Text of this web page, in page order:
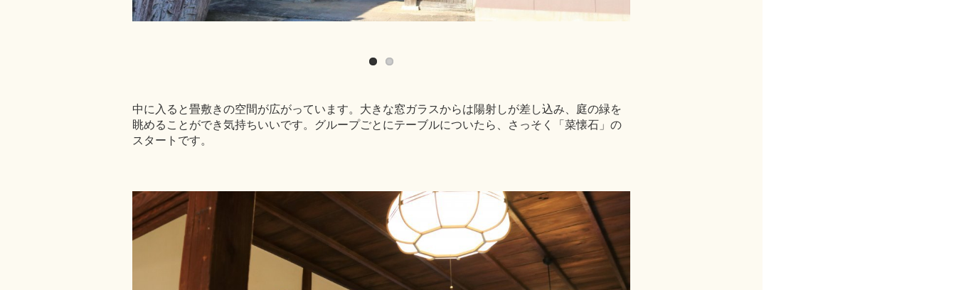
中に入ると畳敷きの空間が広がっています。大きな窓ガラスからは陽射しが差し込み、庭の緑を
眺めることができ気持ちいいです。グループごとにテーブルについたら、さっそく「菜懐石」の
スタートです。